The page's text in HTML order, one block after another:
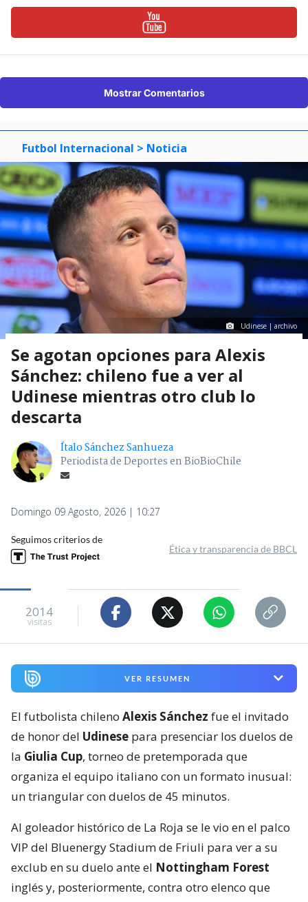
Mostrar Comentarios
Futbol Internacional > Noticia
Udinese | archivo
Se agotan opciones para Alexis
Sánchez: chileno fue a ver al
Udinese mientras otro club lo
descarta
Ítalo Sánchez Sanhueza
Periodista de Deportes en BioBioChile
Domingo 09 Agosto, 2026 | 10:27
Seguimos criterios de
Ética y transparencia de BBCL
2014
visitas
VER RESUMEN
El futbolista chileno Alexis Sánchez fue el invitado
de honor del Udinese para presenciar los duelos de
la Giulia Cup, torneo de pretemporada que
organiza el equipo italiano con un formato inusual:
un triangular con duelos de 45 minutos.
Al goleador histórico de La Roja se le vio en el palco
VIP del Bluenergy Stadium de Friuli para ver a su
exclub en su duelo ante el Nottingham Forest
inglés y, posteriormente, contra otro elenco que